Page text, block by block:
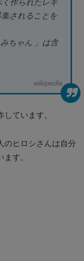
く作られたレギ
集されることを
ちゃん 」は含
wikipedia
ています。
のヒロシさんは自分
す。